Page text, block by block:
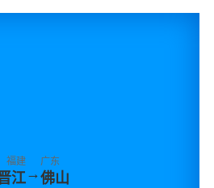
福建
江→
广东
佛山